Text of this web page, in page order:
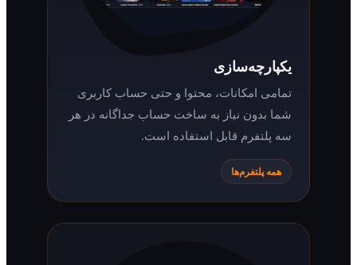
یکپارچه‌سازی
تمامی امکانات، محتوا و حتی حساب کاربری
شما بدون نیاز به ساخت حساب جداگانه در هر
سه پلتفرم قابل استفاده است.
همه پلتفرم‌ها